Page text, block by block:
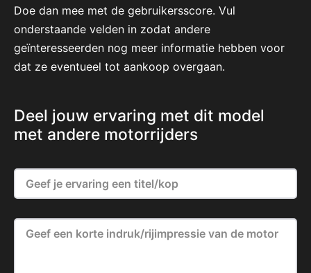
Doe dan mee met de gebruikersscore. Vul
onderstaande velden in zodat andere
geïnteresseerden nog meer informatie hebben voor
dat ze eventueel tot aankoop overgaan.
Deel jouw ervaring met dit model
met andere motorrijders